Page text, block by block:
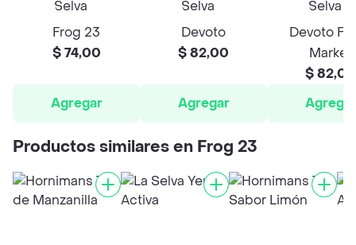
Frog 23
$ 74,00
Agregar
Devoto
$ 82,00
Agregar
Devoto
Market
$ 82,00
Agregar
Productos similares en Frog 23